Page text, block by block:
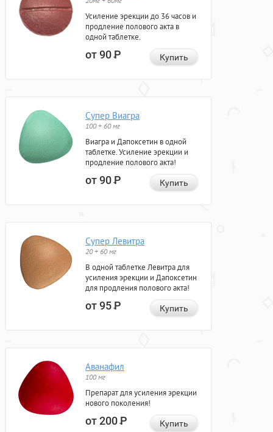
Усиление эрекции до 36 часов и
продление полового акта в
одной таблетке.
от 90Р Купить
Супер Виагра
100 + 60 мг
Виагра и Дапоксетин в одной
таблетке. Усиление эрекции и
продление полового акта!
от 90Р Купить
Супер Левитра
20 + 60 мг
В одной таблетке Левитра для
усиления эрекции и Дапоксетин
для продления полового акта!
от 95Р Купить
Аванафил
100 мг
Препарат для усиления эрекции
нового поколения!
от 200Р Купить